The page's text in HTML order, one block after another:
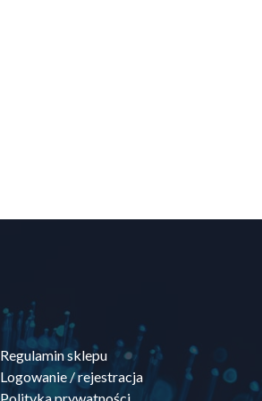
Regulamin sklepu
Logowanie / rejestracja